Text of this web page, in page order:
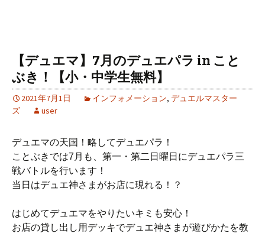
【デュエマ】7月のデュエパラ in こと
ぶき！【小・中学生無料】
2021年7月1日 インフォメーション, デュエルマスター
ズ
user
デュエマの天国！略してデュエパラ！
ことぶきでは7月も、 第一・第二日曜日にデュエパラ三
戦バトルを行います！
当日はデュエ神さまがお店に現れる！？
はじめてデュエマをやりたいキミも安心！
お店の貸し出し用デッキでデュエ神さまが遊びかたを教